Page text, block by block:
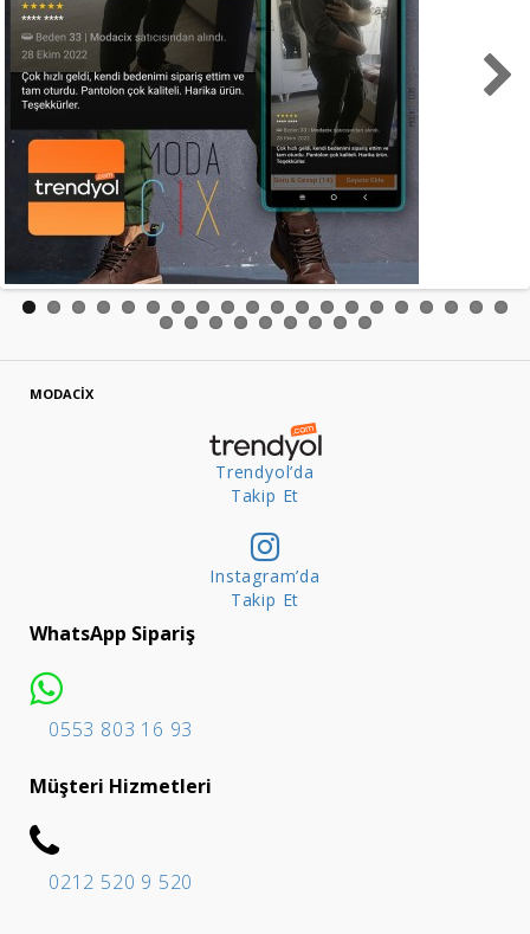
MODACİX
Trendyol’da
Takip Et
Instagram’da
Takip Et
WhatsApp Sipariş
0553 803 16 93
Müşteri Hizmetleri
0212 520 9 520